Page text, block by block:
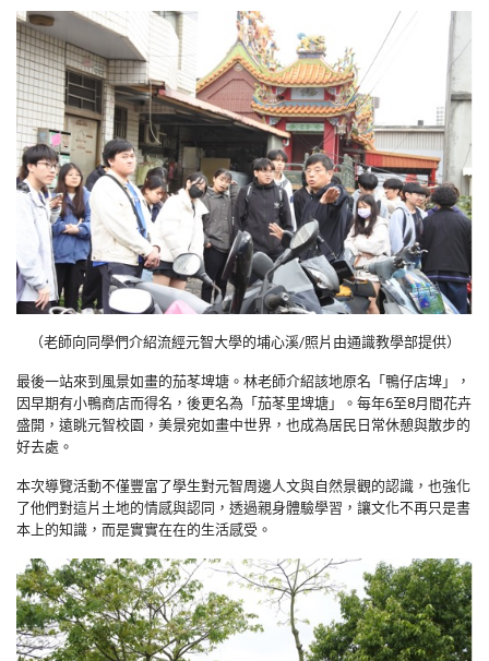
（老師向同學們介紹流經元智大學的埔心溪/照片由通識教學部提供）
最後一站來到風景如畫的茄苳埤塘。林老師介紹該地原名「鴨仔店埤」，
因早期有小鴨商店而得名，後更名為「茄苳里埤塘」。每年6至8月間花卉
盛開，遠眺元智校園，美景宛如畫中世界，也成為居民日常休憩與散步的
好去處。
本次導覽活動不僅豐富了學生對元智周邊人文與自然景觀的認識，也強化
了他們對這片土地的情感與認同，透過親身體驗學習，讓文化不再只是書
本上的知識，而是實實在在的生活感受。